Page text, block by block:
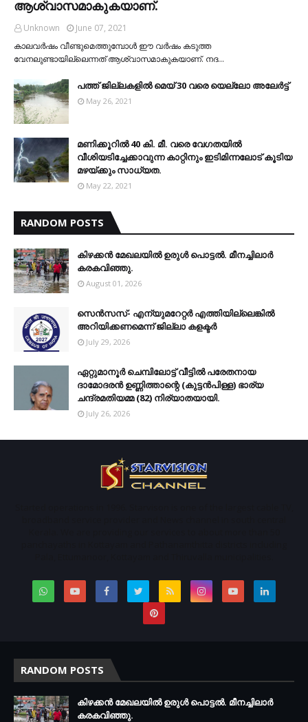
ആശ്വാസമാകുകയാണ്.
Unknown
June 07, 2021
കാലവര്‍ഷം വീണ്ടുമെത്തുമ്പോള്‍ ഈ വര്‍ഷം കടുത്ത
വേനലുണ്ടായില്ലെന്നത് ആശ്വാസമാകുകയാണ്. നദ…
പത്ത് ജില്ലകളില്‍ മെയ് 30 വരെ യെല്ലോ അലേര്‍ട്ട്
May 26, 2021
മണിക്കൂറിൽ 40 കി. മീ. വരെ വേഗതയിൽ
വീശിയടിച്ചേക്കാവുന്ന കാറ്റിനും ഇടിമിന്നലോട് കൂടിയ
മഴയ്ക്കും സാധ്യത.
May 22, 2021
RANDOM POSTS
കിഴക്കന്‍ മേഖലയില്‍ ഉരുള്‍ പൊട്ടല്‍. മീനച്ചിലാര്‍
കരകവിഞ്ഞു.
August 01, 2026
സെന്‍സസ്- എന്യുമറേറ്റര്‍ എത്തിയില്ലെങ്കില്‍
അറിയിക്കണമെന്ന് ജില്ലാ കളക്ടര്‍
July 29, 2026
ഏറ്റുമാനൂര്‍ ചെമ്പിലോട്ട് വീട്ടില്‍ പരേതനായ
ദാമോദരന്‍ ഉണ്ണിത്താന്റെ (കുട്ടന്‍പിള്ള) ഭാര്യ
ചന്ദ്രമതിയമ്മ (82) നിര്യാതയായി.
July 26, 2026
RANDOM POSTS
കിഴക്കന്‍ മേഖലയില്‍ ഉരുള്‍ പൊട്ടല്‍. മീനച്ചിലാര്‍
കരകവിഞ്ഞു.